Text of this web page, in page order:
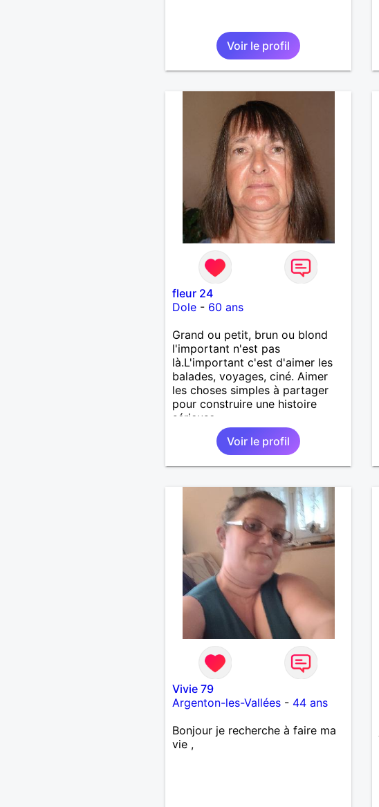
Voir le profil
fleur 24
Dole- 60 ans
Grand ou petit, brun ou blond
l'important n'est pas
là.L'important c'est d'aimer les
balades, voyages, ciné. Aimer
les choses simples à partager
pour construire une histoire
sérieuse.
Voir le profil
Vivie 79
Argenton-les-Vallées- 44 ans
Bonjour je recherche à faire ma
vie ,